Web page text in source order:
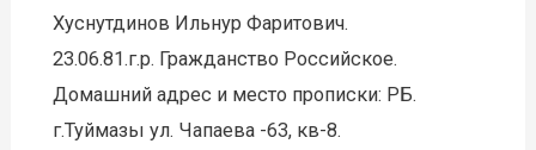
Хуснутдинов Ильнур Фаритович.
23.06.81.г.р. Гражданство Российское.
Домашний адрес и место прописки: РБ.
г.Туймазы ул. Чапаева -63, кв-8.